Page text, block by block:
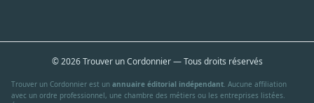
© 2026 Trouver un Cordonnier — Tous droits réservés
Trouver un Cordonnier est un annuaire éditorial indépendant . Aucune affiliation
avec un ordre professionnel, une chambre des métiers ou les entreprises listées.